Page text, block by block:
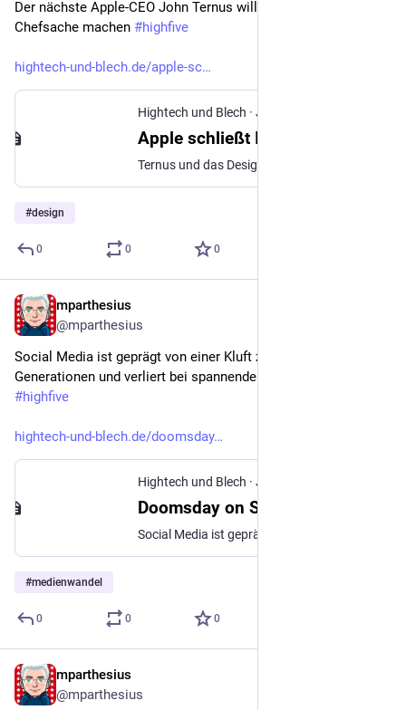
Der nächste Apple-CEO John Ternus will Design wieder zur
Chefsache machen #highfive
hightech-und-blech.de/apple-sc
Hightech und Blech · Jun 22
Apple schließt Ive-Gap
#design
0 0 0
mparthesius
@mparthesius
Social Media ist geprägt von einer Kluft zwischen den
#highfive
hightech-und-blech.de/doomsday
Hightech und Blech · Jun 20
Doomsday on Social Media
#medienwandel
0 0 0
mparthesius
@mparthesius